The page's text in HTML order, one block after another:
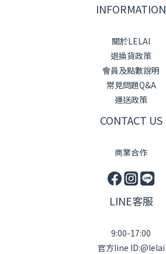
INFORMATION
關於LELAI
退換貨政策
會員及點數說明
常見問題Q&A
運送政策
CONTACT US
商業合作
LINE客服
9:00-17:00
官方line ID:@lelai